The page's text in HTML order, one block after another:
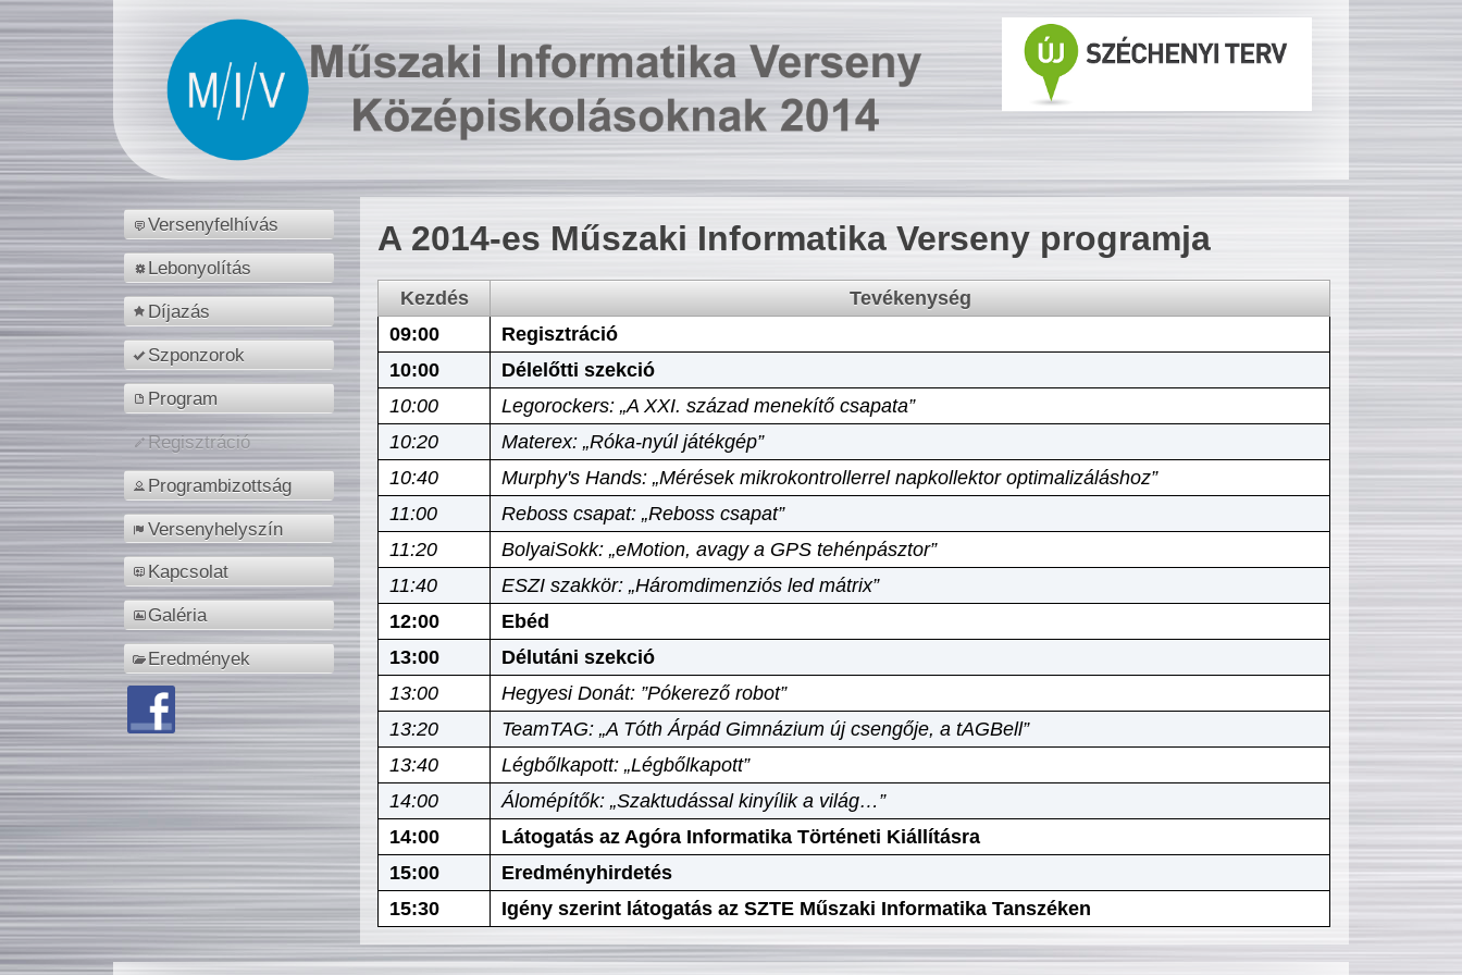
Versenyfelhívás
Lebonyolítás
Díjazás
Szponzorok
Program
Regisztráció
Programbizottság
Versenyhelyszín
Kapcsolat
Galéria
Eredmények
A 2014-es Műszaki Informatika Verseny programja
Kezdés
Tevékenység
09:00
Regisztráció
10:00
Délelőtti szekció
10:00
Legorockers: „A XXI. század menekítő csapata”
10:20
Materex: „Róka-nyúl játékgép”
10:40
Murphy's Hands: „Mérések mikrokontrollerrel napkollektor optimalizáláshoz”
11:00
Reboss csapat: „Reboss csapat”
11:20
BolyaiSokk: „eMotion, avagy a GPS tehénpásztor”
11:40
ESZI szakkör: „Háromdimenziós led mátrix”
12:00
Ebéd
13:00
Délutáni szekció
13:00
Hegyesi Donát: ”Pókerező robot”
13:20
TeamTAG: „A Tóth Árpád Gimnázium új csengője, a tAGBell”
13:40
Légbőlkapott: „Légbőlkapott”
14:00
Álomépítők: „Szaktudással kinyílik a világ…”
14:00
Látogatás az Agóra Informatika Történeti Kiállításra
15:00
Eredményhirdetés
15:30
Igény szerint látogatás az SZTE Műszaki Informatika Tanszéken